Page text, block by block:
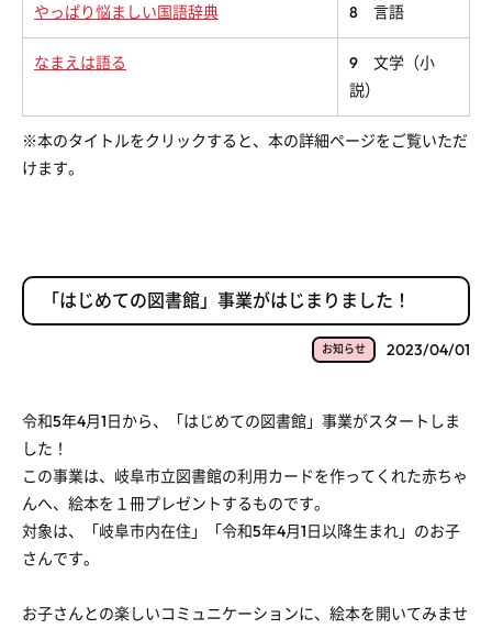
やっぱり悩ましい国語辞典 8 言語
なまえは語る
9 文学（小
説）
※本のタイトルをクリックすると、本の詳細ページをご覧いただ
けます。
「はじめての図書館」事業がはじまりました！
お知らせ 2023/04/01
令和5年4月1日から、「はじめての図書館」事業がスタートしま
した！
この事業は、岐阜市立図書館の利用カードを作ってくれた赤ちゃ
んへ、絵本を１冊プレゼントするものです。
対象は、「岐阜市内在住」「令和5年4月1日以降生まれ」のお子
さんです。
お子さんとの楽しいコミュニケーションに、絵本を開いてみませ